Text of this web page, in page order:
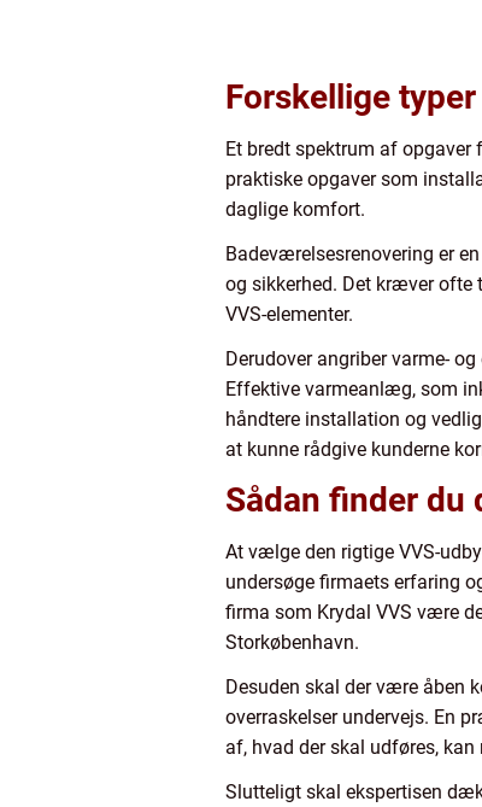
Forskellige
Et bredt spektrum af opgaver
praktiske opgaver som
daglige komfort.
Badeværelsesrenovering er
og sikkerhed. Det kræver
VVS-elementer.
Derudover angriber varme-
Effektive varmeanlæg, som
håndtere installation og
at kunne rådgive kunderne
Sådan finder du
At vælge den rigtige VVS-
undersøge firmaets erfaring
firma som Krydal VVS være
Storkøbenhavn.
Desuden skal der være åben
overraskelser undervejs. En
af, hvad der skal udføres,
Slutteligt skal ekspertisen